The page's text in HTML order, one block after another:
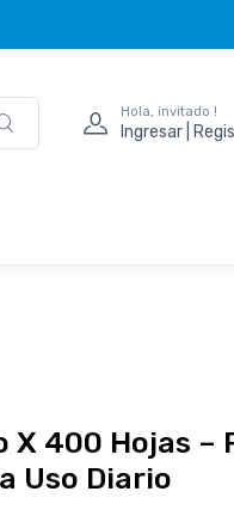
Hola, invitado !
Ingresar |
X 400 Hojas –
Uso Diario